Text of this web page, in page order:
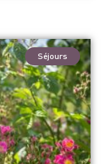
Séjours